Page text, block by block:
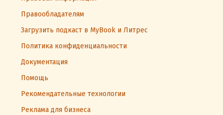
Правообладателям
Загрузить подкаст в MyBook и Литрес
Политика конфиденциальности
Документация
Помощь
Рекомендательные технологии
Реклама для бизнеса